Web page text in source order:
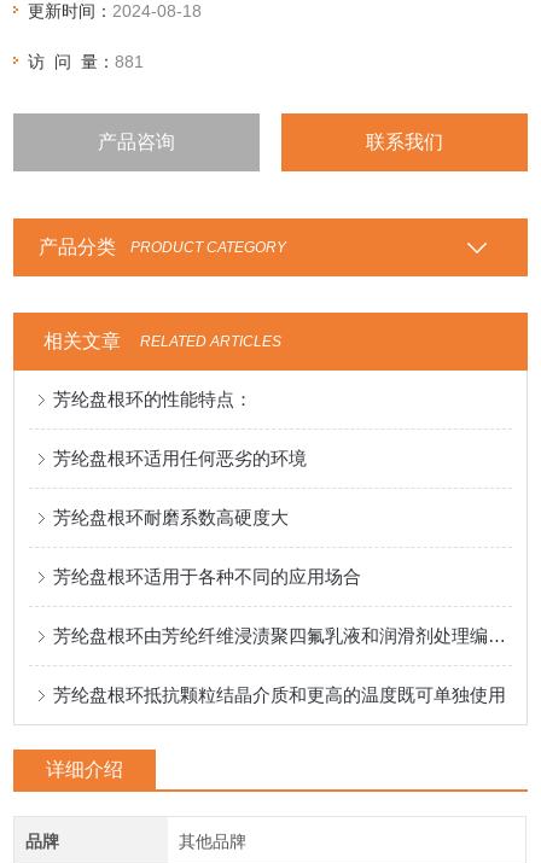
更新时间： 2024-08-18
访 问 量：881
产品咨询 联系我们
产品分类 PRODUCT CATEGORY
相关文章 RELATED ARTICLES
芳纶盘根环的性能特点：
芳纶盘根环适用任何恶劣的环境
芳纶盘根环耐磨系数高硬度大
芳纶盘根环适用于各种不同的应用场合
芳纶盘根环由芳纶纤维浸渍聚四氟乳液和润滑剂处理编织而成
芳纶盘根环抵抗颗粒结晶介质和更高的温度既可单独使用
详细介绍
品牌 其他品牌